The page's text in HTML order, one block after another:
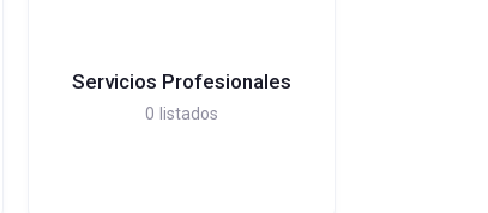
Servicios Profesionales
0 listados